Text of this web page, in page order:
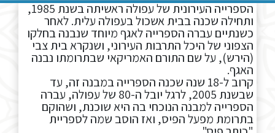
הספרייה העירונית של עפולה ראשיתה בשנת1985
,
ותחילה שכנה בבית אשכול בעפולה עלית. לאחר
כשנתיים עברה הספרייה לאגף מיוחד שנבנה בחלקו
הצפוני של היכל התרבות העירוני, ושנקרא בית צבי
(הירש), על שם התורם האמריקאי שבתרומתו נבנה
האגף.
קרוב ל-18 שנה שכנה הספרייה במבנה זה, עד
שבשנת 2005, לרגל יובל ה-80 של עפולה, עברה
הספרייה למבנה הנוכחי בה היא שוכנת, ושהוקם
בתרומת מפעל הפיס, ואז הוסב שמה לספריית